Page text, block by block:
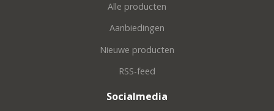
Alle producten
Aanbiedingen
Nieuwe producten
RSS-feed
Socialmedia